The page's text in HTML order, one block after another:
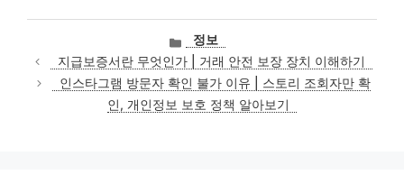
카
테
고
리
정보
지급보증서란 무엇인가 | 거래 안전 보장 장치 이해하기
인스타그램 방문자 확인 불가 이유 | 스토리 조회자만 확
인, 개인정보 보호 정책 알아보기